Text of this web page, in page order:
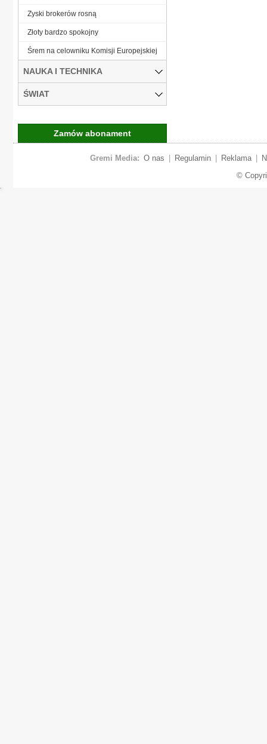
Zyski brokerów rosną
Złoty bardzo spokojny
Śrem na celowniku Komisji Europejskiej
NAUKA I TECHNIKA
ŚWIAT
Zamów abonament
Gremi Media: O nas Regulamin Reklama
©